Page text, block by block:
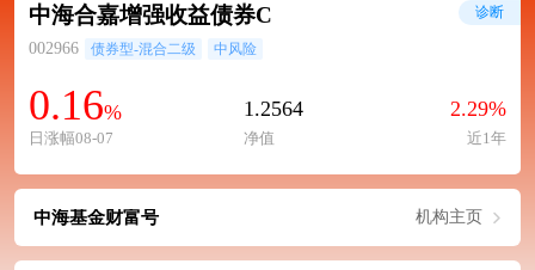
中海合嘉增强收益债券C
002966 债券型-混合二级 中风险
0.16%
日涨幅08-07
1.2564
净值
2.29%
近1年
诊断
中海基金财富号 机构主页